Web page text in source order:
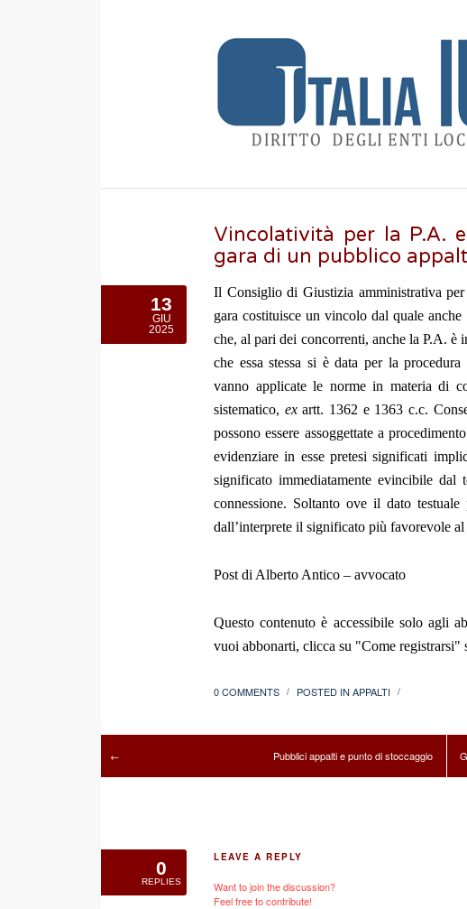
Vincolatività per la P.A.
gara di un pubblico
13
GIU
2025
Il Consiglio di Giustizia amministrativa
gara costituisce un vincolo dal quale
che, al pari dei concorrenti, anche la P.A. è
che essa stessa si è data per la
vanno applicate le norme in materia di
sistematico, exartt. 1362 e 1363 c.c.
possono essere assoggettate a
evidenziare in esse pretesi significati
significato immediatamente evincibile
connessione. Soltanto ove il dato
dall’interprete il significato più favorevole al
Post di Alberto Antico – avvocato
Questo contenuto è accessibile solo agli
vuoi abbonarti, clicca su "Come registrarsi"
0 COMMENTS / POSTED IN APPALTI /
← Pubblici appalti e punto di stoccaggio
0
REPLIES
LEAVE A REPLY
Want to join the discussion?
Feel free to contribute!